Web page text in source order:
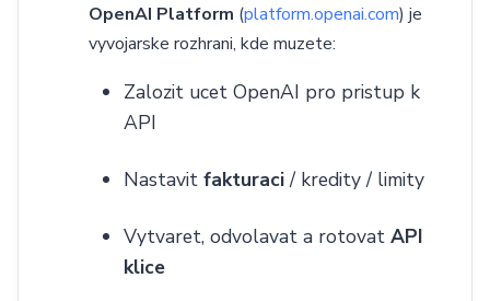
OpenAI Platform (platform.openai.com) je
vyvojarske rozhrani, kde muzete:
Zalozit ucet OpenAI pro pristup k
API
Nastavit fakturaci / kredity / limity
Vytvaret, odvolavat a rotovat API
klice